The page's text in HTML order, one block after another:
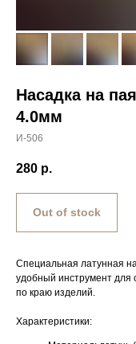
Насадка на
4.0мм
И-506
280 р.
Out of stock
Специальная латунная
удобный инструмент для
по краю изделий.
Характеристики: